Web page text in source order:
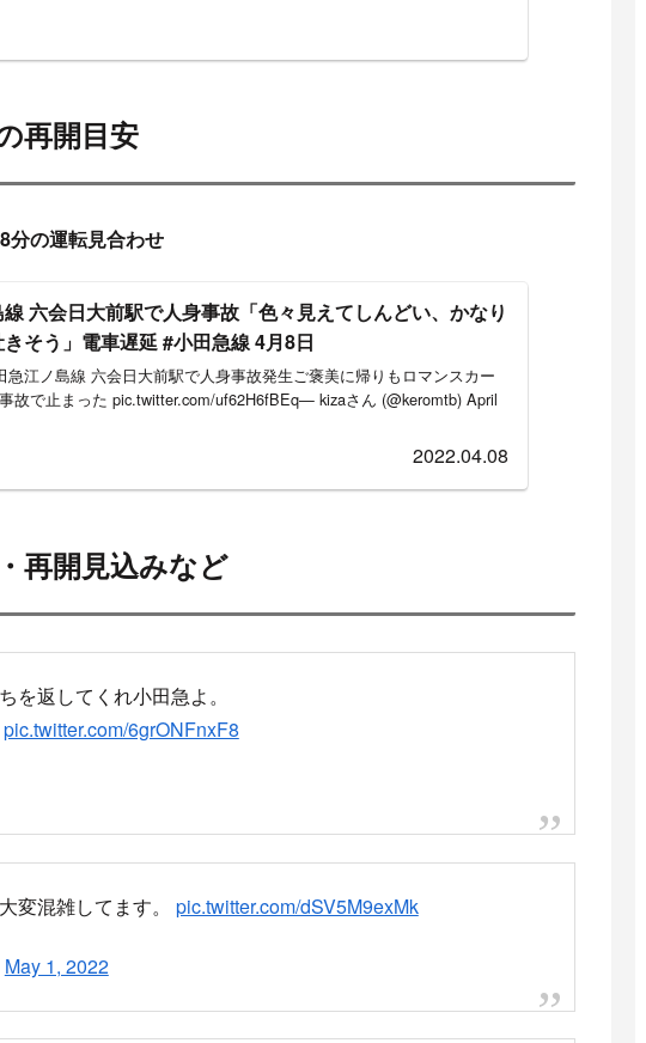
再開目安
の運転見合わせ
六会日大前駅で人身事故「色々見えてしんどい、かなり
そう」電車遅延 #小田急線 4月8日
江ノ島線 六会日大前駅で人身事故発生ご褒美に帰りもロマンスカー
故で止まった pic.twitter.com/uf62H6fBEq— kizaさん (@keromtb) April
2022.04.08
再開見込みなど
を返してくれ小田急よ。
pic.twitter.com/6grONFnxF8
変混雑してます。 pic.twitter.com/dSV5M9exMk
May 1, 2022